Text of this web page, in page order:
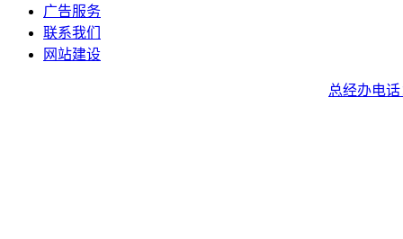
广告服务
联系我们
网站建设
总经办电话